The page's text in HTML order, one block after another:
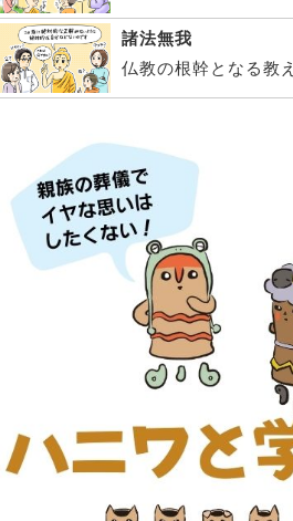
諸法無我
仏教の根幹となる教え